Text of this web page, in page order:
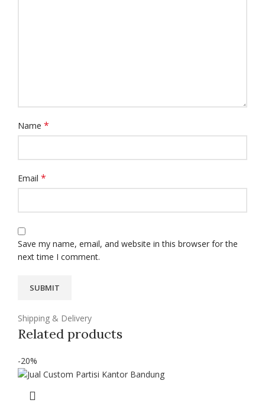
Name *
Email *
Save my name, email, and website in this browser for the
next time I comment.
Shipping & Delivery
Related products
-20%